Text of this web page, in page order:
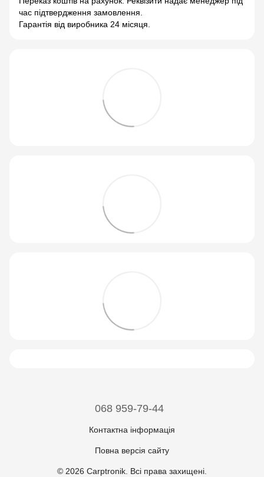
час підтвердження замовлення.
Гарантія від виробника 24 місяця.
068 959-79-44
Контактна інформація
Повна версія сайту
© 2026 Carptronik. Всі права захищені.